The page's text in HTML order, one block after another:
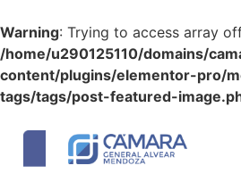
Warning: Trying to access array
/home/u290125110/domains/
content/plugins/elementor-pro/
tags/tags/post-featured-